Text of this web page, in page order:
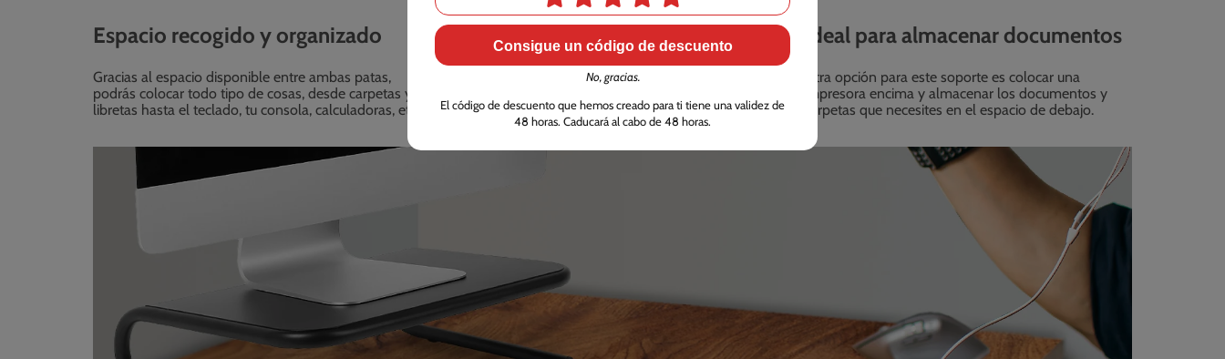
Espacio recogido y organizado
Gracias al espacio disponible entre ambas patas,
podrás colocar todo tipo de cosas, desde carpetas y
libretas hasta el teclado, tu consola, calculadoras, etc.
Dimensiones
Las dimensiones de la plataforma de este soporte
el hueco es de 35 x 24 x 11 centímetros.
Ideal para almacenar documentos
Otra opción para este soporte es colocar una
impresora encima y almacenar los documentos y
carpetas que necesites en el espacio de debajo.
Consigue un código de descuento
No, gracias.
El código de descuento que hemos creado para ti tiene una validez de
48 horas. Caducará al cabo de 48 horas.